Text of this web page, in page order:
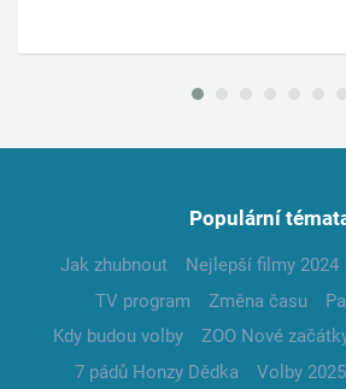
Populární
Jak zhubnout Nejlepší filmy 2024
TV program
Změna času
Kdy budou volby
ZOO Nové
7 pádů Honzy Dědka
Volby 2025